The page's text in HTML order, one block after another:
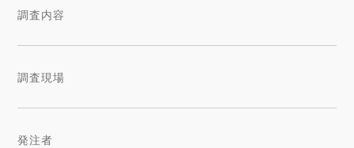
調査内容
調査現場
発注者